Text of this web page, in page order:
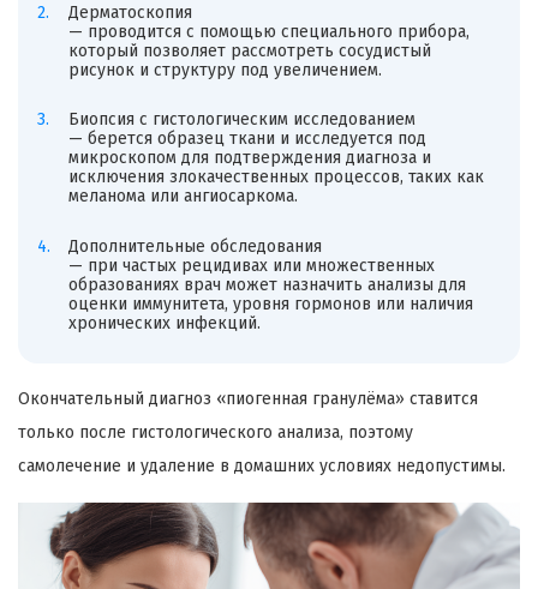
Дерматоскопия
— проводится с помощью специального прибора,
который позволяет рассмотреть сосудистый
рисунок и структуру под увеличением.
Биопсия с гистологическим исследованием
— берется образец ткани и исследуется под
микроскопом для подтверждения диагноза и
исключения злокачественных процессов, таких как
меланома или ангиосаркома.
Дополнительные обследования
— при частых рецидивах или множественных
образованиях врач может назначить анализы для
оценки иммунитета, уровня гормонов или наличия
хронических инфекций.
Окончательный диагноз «пиогенная гранулёма» ставится
только после гистологического анализа, поэтому
самолечение и удаление в домашних условиях недопустимы.